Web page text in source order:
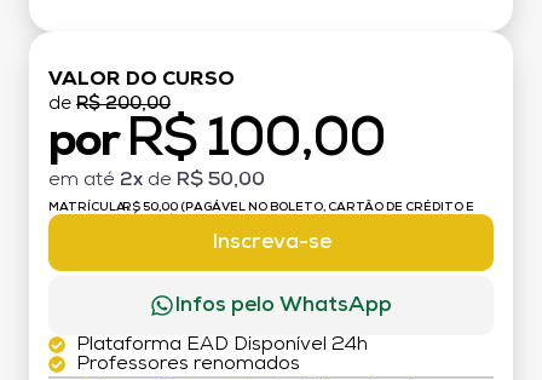
VALOR DO CURSO
de R$ 200,00
por R$ 100,00
em até 2x de R$ 50,00
MATRÍCULA:R$ 50,00 (PAGÁVEL NO BOLETO, CARTÃO DE CRÉDITO E
Inscreva-se
Infos pelo WhatsApp
Plataforma EAD Disponível 24h
Professores renomados